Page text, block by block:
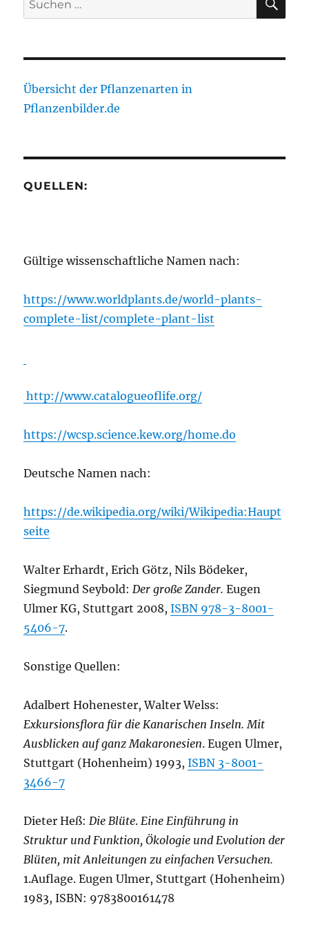
nach:
Übersicht der Pflanzenarten in
Pflanzenbilder.de
QUELLEN:
Gültige wissenschaftliche Namen nach:
https://www.worldplants.de/world-plants-
complete-list/complete-plant-list
http://www.catalogueoflife.org/
https://wcsp.science.kew.org/home.do
Deutsche Namen nach:
https://de.wikipedia.org/wiki/Wikipedia:Haupt
seite
Walter Erhardt, Erich Götz, Nils Bödeker,
Siegmund Seybold:Der große Zander. Eugen
Ulmer KG, Stuttgart 2008,ISBN 978-3-8001-
5406-7.
Sonstige Quellen:
Adalbert Hohenester, Walter Welss:
Exkursionsflora für die Kanarischen Inseln. Mit
Ausblicken auf ganz Makaronesien. Eugen Ulmer,
Stuttgart (Hohenheim) 1993,ISBN 3-8001-
3466-7
Dieter Heß:Die Blüte. Eine Einführung in
Struktur und Funktion, Ökologie und Evolution der
Blüten, mit Anleitungen zu einfachen Versuchen.
1.Auflage. Eugen Ulmer, Stuttgart (Hohenheim)
1983, ISBN: 9783800161478